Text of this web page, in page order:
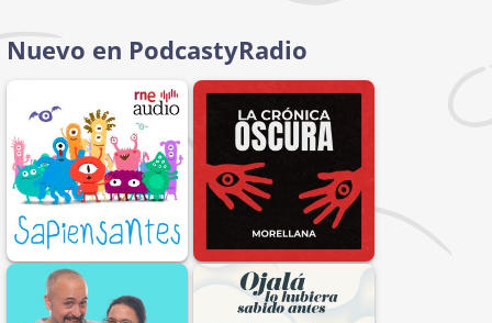
Nuevo en PodcastyRadio